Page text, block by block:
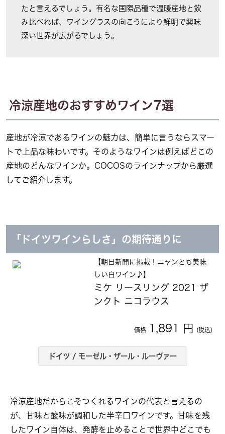
たと言えるでしょう。有名な国際品種で温暖産地と飲
み比べれば、ワイングラスの向こうにより鮮明で興味
深い世界が広がるでしょう。
冷涼産地のおすすめワイン7選
産地が冷涼であるワインの魅力は、簡単に言うならスマー
トで上品な味わいです。そのようなワインは例えばどこの
産地のどんなワインか。COCOSのラインナップから厳選
してご紹介します。
「ドイツワインらしさ」の期待通りに
【朝日新聞に掲載！ニャンとも美味
しい白ワイン♪】
ミケ リースリング 2021 ザ
ンクト ニコラウス
価格 1,891 円 (税込)
ドイツ / モーゼル・ザール・ルーヴァー
冷涼産地だからこそつくれるワインの代表と言えるの
が、甘味と酸味が調和した半辛口ワインです。甘味を残
したワイン自体は、発酵を止めることで世界中どこでも